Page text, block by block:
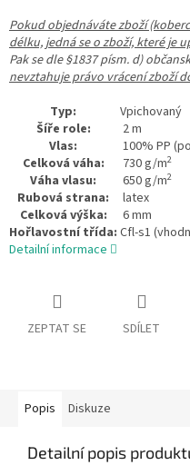
Pokud objednáváte zboží
délku, jedná se o zboží, které je
Pak se dle §1837 písm. d)
nevztahuje právo vrácení zboží
Typ:
Vpichovaný
Šíře role:
2 m
Vlas:
100% PP
Celková váha:
730 g/m2
Váha vlasu: 650 g/m2
Rubová strana:
latex
Celková výška:
6 mm
Hořlavostní třída: Cfl-s1
Detailní informace
ZEPTAT SE SDÍLET
Popis Diskuze
Detailní popis